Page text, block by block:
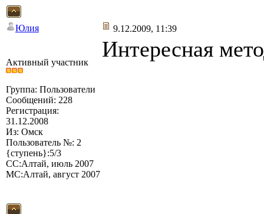
Юлия 9.12.2009, 11:39
Активный участник
Группа: Пользователи
Сообщений: 228
Регистрация:
31.12.2008
Из: Омск
Пользователь №: 2
{ступень}:5/3
СС:Алтай, июль 2007
МС:Алтай, август 2007
Интересная